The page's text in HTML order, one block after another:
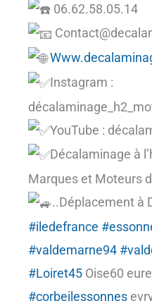
06.62.58.05.14
Instagram :
YouTube :
Décalaminage à
Marques et Moteurs
..Déplacement à
#iledefrance
#valdemarne94
#Loiret45 Oise60
#corbeilessonnes